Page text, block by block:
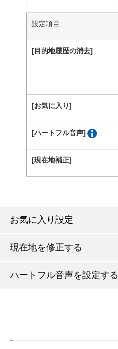
設定項目
[‍目的地履歴の消去‍]
[‍お気に入り‍]
[‍ハートフル音声‍]
[‍現在地補正‍]
お気に入り設定
現在地を修正する
ハートフル音声を設定する